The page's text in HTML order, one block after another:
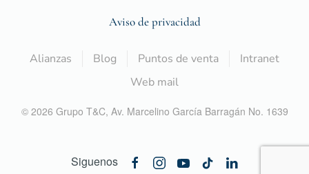
Aviso de privacidad
Alianzas Blog Puntos de venta
Intranet
Web mail
© 2026 Grupo T&C, Av. Marcelino García Barragán No. 1639
Siguenos